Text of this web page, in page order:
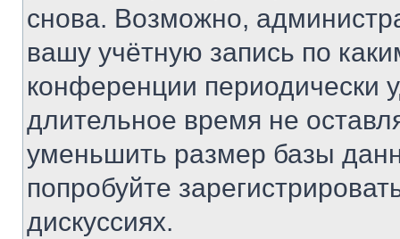
снова. Возможно,
вашу учётную запись по
конференции периодически
длительное время не
уменьшить размер базы
попробуйте
дискуссиях.